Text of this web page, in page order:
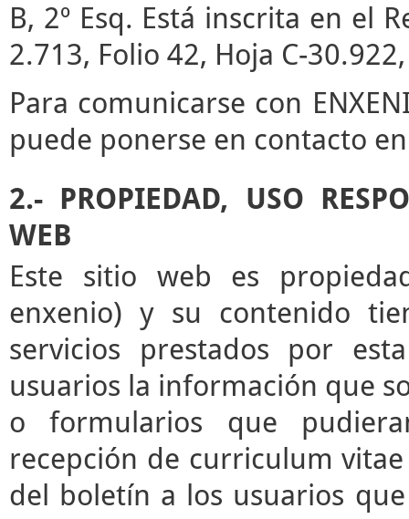
B, 2º Esq. Está inscrita en el
2.713, Folio 42, Hoja C-
Para comunicarse con
puede ponerse en contacto
2.- PROPIEDAD, USO
WEB
Este sitio web es
enxenio) y su contenido
servicios prestados por
usuarios la información que
o formularios que
recepción de curriculum
del boletín a los usuarios